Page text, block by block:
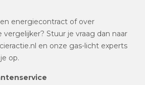
energiecontract of over
vergelijker? Stuur je vraag dan naar
en onze gas-licht experts
op.